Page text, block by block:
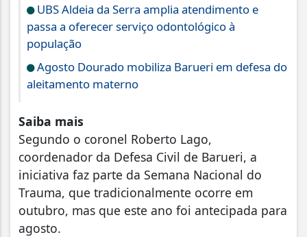
UBS Aldeia da Serra amplia atendimento e
passa a oferecer serviço odontológico à
população
Agosto Dourado mobiliza Barueri em defesa do
aleitamento materno
Saiba mais
Segundo o coronel Roberto Lago,
coordenador da Defesa Civil de Barueri, a
iniciativa faz parte da Semana Nacional do
Trauma, que tradicionalmente ocorre em
outubro, mas que este ano foi antecipada para
agosto.